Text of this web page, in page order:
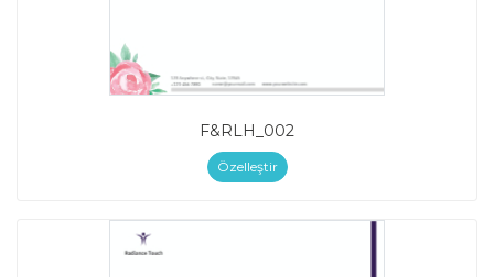
F&RLH_002
Özelleştir